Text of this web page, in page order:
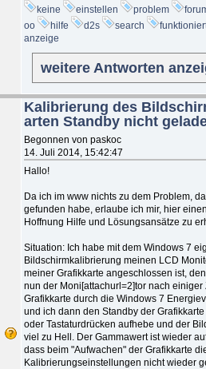
keine
einstellen problem
oo
hilfe d2s search
anzeige
weitere Antworten
Kalibrierung des
arten Standby nicht
Begonnen von paskoc
14. Juli 2014, 15:42:47
Hallo!
Da ich im www nichts zu dem Problem,
gefunden habe, erlaube ich mir, hier
Hoffnung Hilfe und Lösungsansätze zu
Situation: Ich habe mit dem Windows 7
Bildschirmkalibrierung meinen LCD
meiner Grafikkarte angeschlossen ist,
nun der Moni[attachurl=2]tor nach
Grafikkarte durch die Windows 7
und ich dann den Standby der
oder Tastaturdrücken aufhebe und der
viel zu Hell. Der Gammawert ist wieder
dass beim "Aufwachen" der Grafikkarte
Kalibrierungseinstellungen nicht wieder